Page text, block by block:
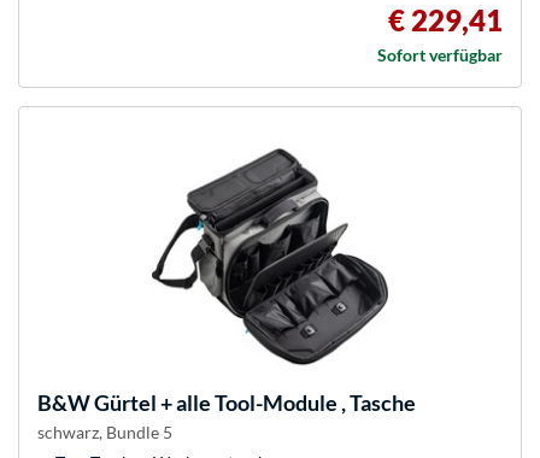
€ 229,41
Sofort verfügbar
B&WGürtel + alle Tool-Module , Tasche
schwarz, Bundle 5